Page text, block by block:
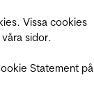
Vissa cookies
sidor.
Statement